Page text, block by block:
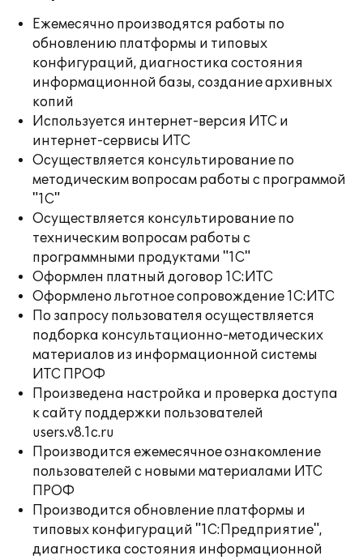
Ежемесячно производятся работы по
обновлению платформы и типовых
конфигураций, диагностика состояния
информационной базы, создание архивных
копий
Используется интернет-версия ИТС и
интернет-сервисы ИТС
Осуществляется консультирование по
методическим вопросам работы с программой
"1С"
Осуществляется консультирование по
техническим вопросам работы с
программными продуктами "1С"
Оформлен платный договор 1С:ИТС
Оформлено льготное сопровождение 1С:ИТС
По запросу пользователя осуществляется
подборка консультационно-методических
материалов из информационной системы
ИТС ПРОФ
Произведена настройка и проверка доступа
к сайту поддержки пользователей
users.v8.1c.ru
Производится ежемесячное ознакомление
пользователей с новыми материалами ИТС
ПРОФ
Производится обновление платформы и
типовых конфигураций "1С:Предприятие",
диагностика состояния информационной